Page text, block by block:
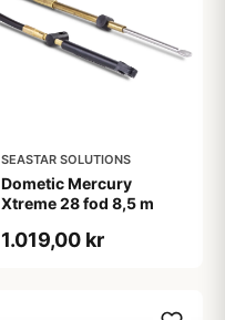
SEASTAR SOLUTIONS
Dometic Mercury
Xtreme 28 fod 8,5 m
1.019,00 kr